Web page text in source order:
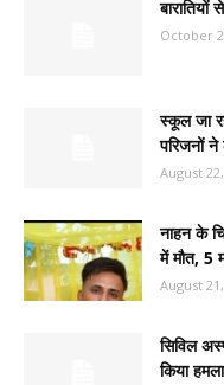
October
स्कूल जा
परिजनों ने
August
नाहन के
में मौत, 5
August
सिविल
किया हमला